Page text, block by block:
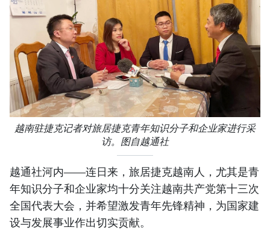
越南驻捷克记者对旅居捷克青年知识分子和企业家进行采
访。图自越通社
越通社河内——连日来，旅居捷克越南人，尤其是青
年知识分子和企业家均十分关注越南共产党第十三次
全国代表大会，并希望激发青年先锋精神，为国家建
设与发展事业作出切实贡献。